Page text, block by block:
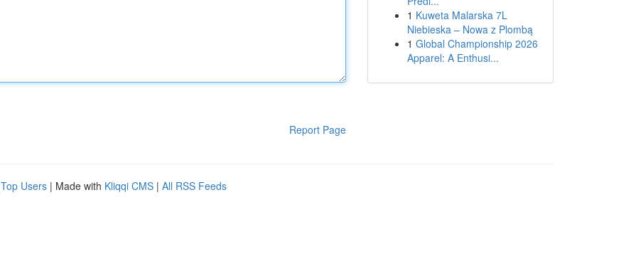
Report Page
1 Kuweta Malarska 7L
Niebieska – Nowa z Plombą
1 Global Championship 2026
Apparel: A Enthusi...
Top Users | Made with Kliqqi CMS | All RSS Feeds